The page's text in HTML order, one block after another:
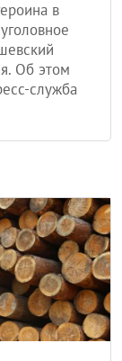
в
Об этом
служба